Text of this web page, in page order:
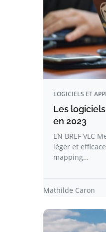
LOGICIELS ET
Les
en 2023
EN BREF VLC
léger et
mapping…
Mathilde Caron